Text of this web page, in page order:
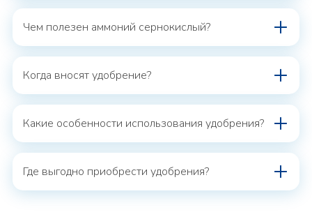
Чем полезен аммоний сернокислый?
Когда вносят удобрение?
Какие особенности использования удобрения?
Где выгодно приобрести удобрения?